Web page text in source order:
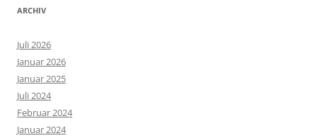
ARCHIV
Juli 2026
Januar 2026
Januar 2025
Juli 2024
Februar 2024
Januar 2024